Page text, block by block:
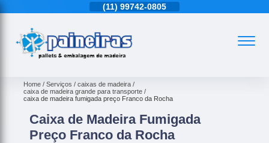
(11) 99742-0805
Home Serviços
caixas de madeira
caixa de madeira grande para transporte
caixa de madeira fumigada preço Franco da Rocha
Caixa de Madeira Fumigada
Preço Franco da Rocha